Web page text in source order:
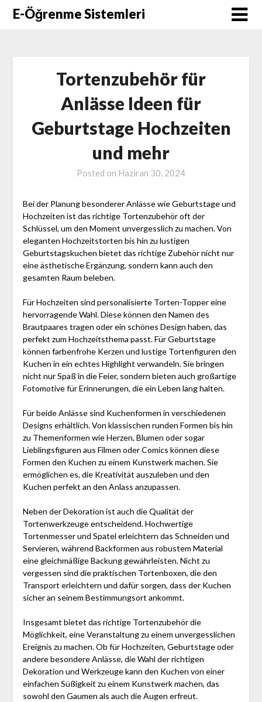
SkipE-Öğrenme Sistemleri
Tortenzubehör für
Anlässe Ideen für
Geburtstage Hochzeiten
und mehr
Posted on Haziran 30, 2024
Bei der Planung besonderer Anlässe wie Geburtstage und
Hochzeiten ist das richtige Tortenzubehör oft der
Schlüssel, um den Moment unvergesslich zu machen. Von
eleganten Hochzeitstorten bis hin zu lustigen
Geburtstagskuchen bietet das richtige Zubehör nicht nur
eine ästhetische Ergänzung, sondern kann auch den
gesamten Raum beleben.
Für Hochzeiten sind personalisierte Torten-Topper eine
hervorragende Wahl. Diese können den Namen des
Brautpaares tragen oder ein schönes Design haben, das
perfekt zum Hochzeitsthema passt. Für Geburtstage
können farbenfrohe Kerzen und lustige Tortenfiguren den
Kuchen in ein echtes Highlight verwandeln. Sie bringen
nicht nur Spaß in die Feier, sondern bieten auch großartige
Fotomotive für Erinnerungen, die ein Leben lang halten.
Für beide Anlässe sind Kuchenformen in verschiedenen
Designs erhältlich. Von klassischen runden Formen bis hin
zu Themenformen wie Herzen, Blumen oder sogar
Lieblingsfiguren aus Filmen oder Comics können diese
Formen den Kuchen zu einem Kunstwerk machen. Sie
ermöglichen es, die Kreativität auszuleben und den
Kuchen perfekt an den Anlass anzupassen.
Neben der Dekoration ist auch die Qualität der
Tortenwerkzeuge entscheidend. Hochwertige
Tortenmesser und Spatel erleichtern das Schneiden und
Servieren, während Backformen aus robustem Material
eine gleichmäßige Backung gewährleisten. Nicht zu
vergessen sind die praktischen Tortenboxen, die den
Transport erleichtern und dafür sorgen, dass der Kuchen
sicher an seinem Bestimmungsort ankommt.
Insgesamt bietet das richtige Tortenzubehör die
Möglichkeit, eine Veranstaltung zu einem unvergesslichen
Ereignis zu machen. Ob für Hochzeiten, Geburtstage oder
andere besondere Anlässe, die Wahl der richtigen
Dekoration und Werkzeuge kann den Kuchen von einer
einfachen Süßigkeit zu einem Kunstwerk machen, das
sowohl den Gaumen als auch die Augen erfreut.